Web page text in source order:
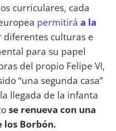
curriculares, cada
permitirá a la
diferentes culturas e
para su papel
del propio Felipe VI,
“una segunda casa”
llegada de la infanta
se renueva con una
los Borbón.